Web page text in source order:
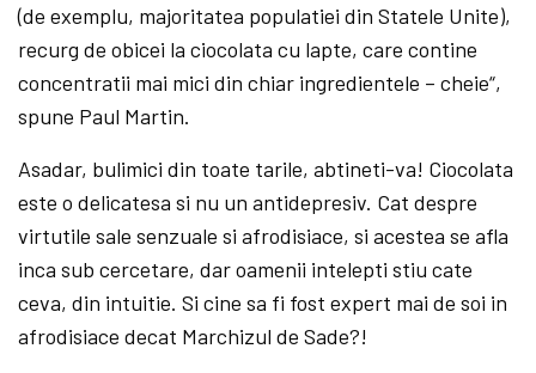
(de exemplu, majoritatea populatiei din Statele Unite),
recurg de obicei la ciocolata cu lapte, care contine
concentratii mai mici din chiar ingredientele – cheie“,
spune Paul Martin.
Asadar, bulimici din toate tarile, abtineti-va! Ciocolata
este o delicatesa si nu un antidepresiv. Cat despre
virtutile sale senzuale si afrodisiace, si acestea se afla
inca sub cercetare, dar oamenii intelepti stiu cate
ceva, din intuitie. Si cine sa fi fost expert mai de soi in
afrodisiace decat Marchizul de Sade?!